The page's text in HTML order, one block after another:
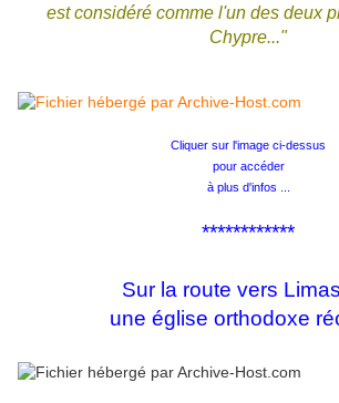
est considéré comme l'un des deux
Chypre..."
Cliquer sur l'image ci-dessus
pour accéder
à plus d'infos ...
************
Sur la route vers
une église orthodoxe